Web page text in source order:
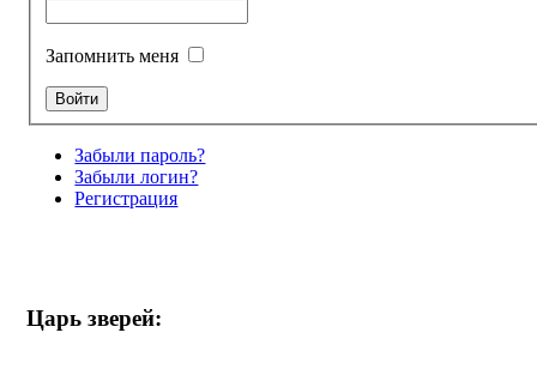
Запомнить меня
Забыли пароль?
Забыли логин?
Регистрация
Царь зверей: